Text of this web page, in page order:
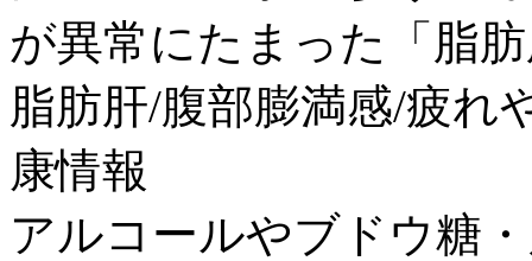
が異常にたまった「脂
脂肪肝/腹部膨満感/疲れ
康情報
アルコールやブドウ糖